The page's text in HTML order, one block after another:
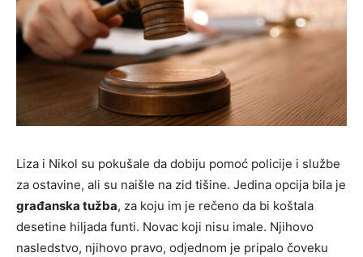
Liza i Nikol su pokušale da dobiju pomoć policije i službe
za ostavine, ali su naišle na zid tišine. Jedina opcija bila je
građanska tužba, za koju im je rečeno da bi koštala
desetine hiljada funti. Novac koji nisu imale. Njihovo
nasledstvo, njihovo pravo, odjednom je pripalo čoveku